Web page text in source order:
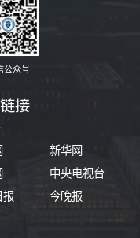
公众号
接
新华网
中央电视台
报
今晚报